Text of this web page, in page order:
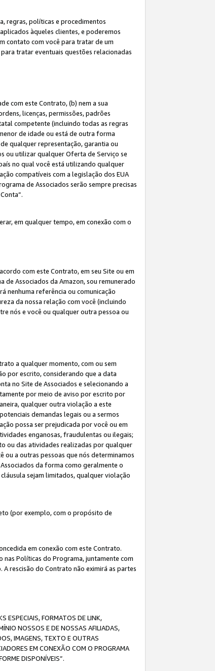
regras, políticas e procedimentos
àqueles clientes, e poderemos
contato com você para tratar de um
tratar eventuais questões relacionadas
com este Contrato, (b) nem a sua
licenças, permissões, padrões
competente (incluindo todas as regras
de idade ou está de outra forma
qualquer representação, garantia ou
ou utilizar qualquer Oferta de Serviço se
no qual você está utilizando qualquer
compatíveis com a legislação dos EUA
de Associados serão sempre precisas
em qualquer tempo, em conexão com o
com este Contrato, em seu Site ou em
Associados da Amazon, sou remunerado
nenhuma referência ou comunicação
da nossa relação com você (incluindo
nós e você ou qualquer outra pessoa ou
a qualquer momento, com ou sem
por escrito, considerando que a data
no Site de Associados e selecionando a
por meio de aviso por escrito por
qualquer outra violação a este
demandas legais ou a sermos
possa ser prejudicada por você ou em
enganosas, fraudulentas ou ilegais;
ou das atividades realizadas por qualquer
ou a outras pessoas que nós determinamos
da forma como geralmente o
sejam limitados, qualquer violação
(por exemplo, com o propósito de
em conexão com este Contrato.
Políticas do Programa, juntamente com
rescisão do Contrato não eximirá as partes
ESPECIAIS, FORMATOS DE LINK,
NOSSOS E DE NOSSAS AFILIADAS,
IMAGENS, TEXTO E OUTRAS
EM CONEXÃO COM O PROGRAMA
DISPONÍVEIS”.